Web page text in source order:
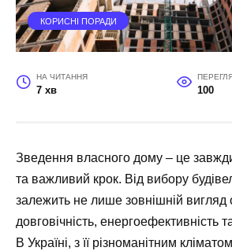
КОРИСНІ ПОРАДИ
НА ЧИТАННЯ
7 хв 100
Зведення власного дому – це
та важливий крок. Від вибору
залежить не лише зовнішній вигляд
довговічність, енергоефективність
В Україні, з її різноманітним